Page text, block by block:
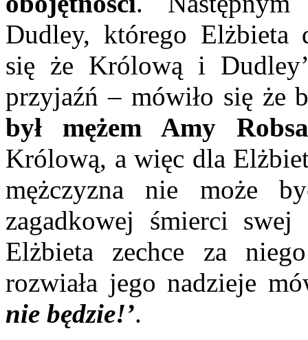
Dudley, którego Elżbieta
się że Królową i
przyjaźń – mówiło się że
był mężem Amy
Królową, a więc dla
mężczyzna nie może
zagadkowej śmierci
Elżbieta zechce za
rozwiała jego nadzieje
nie będzie!’.